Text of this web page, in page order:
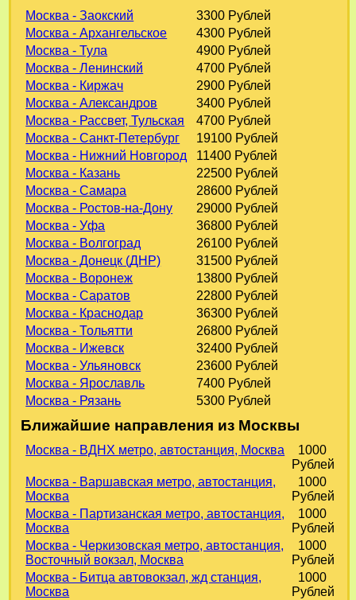
Москва - Заокский
3300 Рублей
Москва - Архангельское
4300 Рублей
Москва - Тула
4900 Рублей
Москва - Ленинский
4700 Рублей
Москва - Киржач
2900 Рублей
Москва - Александров
3400 Рублей
Москва - Рассвет, Тульская
4700 Рублей
Москва - Санкт-Петербург
19100 Рублей
Москва - Нижний Новгород
11400 Рублей
Москва - Казань
22500 Рублей
Москва - Самара
28600 Рублей
Москва - Ростов-на-Дону
29000 Рублей
Москва - Уфа
36800 Рублей
Москва - Волгоград
26100 Рублей
Москва - Донецк (ДНР)
31500 Рублей
Москва - Воронеж
13800 Рублей
Москва - Саратов
22800 Рублей
Москва - Краснодар
36300 Рублей
Москва - Тольятти
26800 Рублей
Москва - Ижевск
32400 Рублей
Москва - Ульяновск
23600 Рублей
Москва - Ярославль
7400 Рублей
Москва - Рязань
5300 Рублей
Ближайшие направления из Москвы
Москва - ВДНХ метро, автостанция, Москва
1000
Рублей
Москва - Варшавская метро, автостанция,
Москва
1000
Рублей
Москва - Партизанская метро, автостанция,
Москва
1000
Рублей
Москва - Черкизовская метро, автостанция,
Восточный вокзал, Москва
1000
Рублей
Москва - Битца автовокзал, жд станция,
Москва
1000
Рублей